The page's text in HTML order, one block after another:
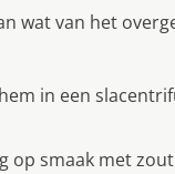
wat van het
in een
op smaak met